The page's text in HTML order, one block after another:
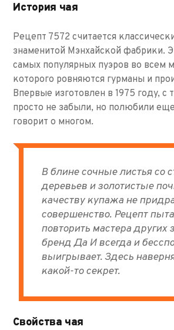
История чая
Рецепт 7572 считается
знаменитой Мэнхайской фабрики.
самых популярных пуэров во всем
которого ровняются гурманы и
Впервые изготовлен в 1975 году, с
просто не забыли, но полюбили
говорит о многом.
В блине сочные листья со
деревьев и золотистые
качеству купажа не
совершенство. Рецепт
повторить мастера других
бренд Да И всегда и
выигрывает. Здесь
какой-то секрет.
Свойства чая